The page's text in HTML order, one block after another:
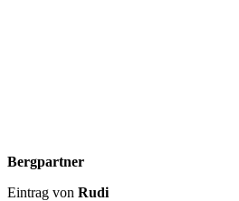
Bergpartner
Eintrag von Rudi